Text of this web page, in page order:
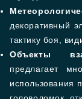
декоративный
тактику боя,
Объекты
предлагает
использования